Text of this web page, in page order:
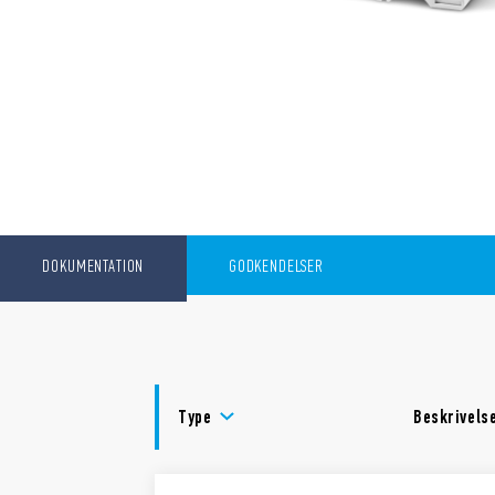
DOKUMENTATION GODKENDELSER
Type Beskrivelse